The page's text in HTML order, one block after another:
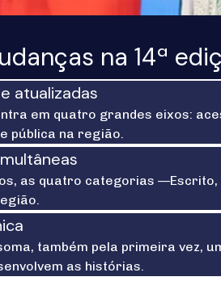
na 14ª
atualizadas
em quatro grandes eixos:
pública na região.
as quatro categorias
também pela primeira
as histórias.